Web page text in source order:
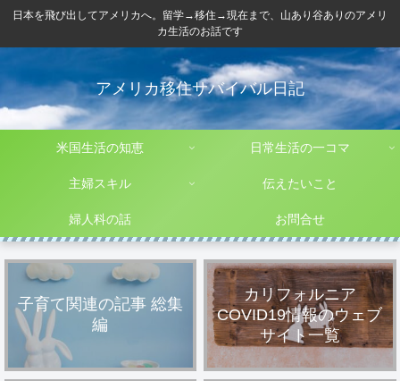
日本を飛び出してアメリカへ。留学→移住→現在まで、山あり谷ありのアメリ
カ生活のお話です
アメリカ移住サバイバル日記
米国生活の知恵 日常生活の一コマ
主婦スキル 伝えたいこと
婦人科の話 お問合せ
子育て関連の記事 総集
編
カリフォルニア
COVID19情報のウェブ
サイト一覧